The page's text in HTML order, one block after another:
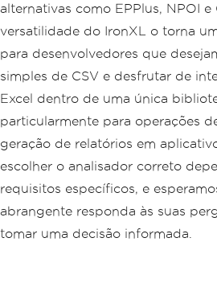
alternativas como EPPlus, NPOI e
versatilidade do IronXL o torna
para desenvolvedores que
simples de CSV e desfrutar de
Excel dentro de uma única
particularmente para operações
geração de relatórios em
escolher o analisador correto
requisitos específicos, e
abrangente responda às suas
tomar uma decisão informada.